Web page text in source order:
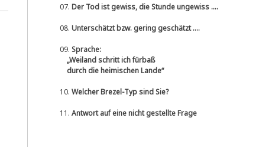
07. Der Tod ist gewiss, die Stunde ungewiss ....
08. Unterschätzt bzw. gering geschätzt ....
09. Sprache:
„Weiland schritt ich fürbaß
durch die heimischen Lande“
10. Welcher Brezel-Typ sind Sie?
11. Antwort auf eine nicht gestellte Frage